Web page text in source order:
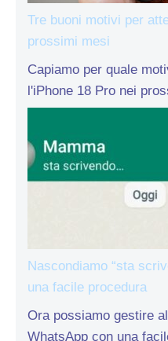
Tre buoni motivi per
prossimi mesi
Capiamo per quale
l'iPhone 18 Pro nei
Nascondiamo “sta
una facile procedura
Ora possiamo gestire
WhatsApp con una